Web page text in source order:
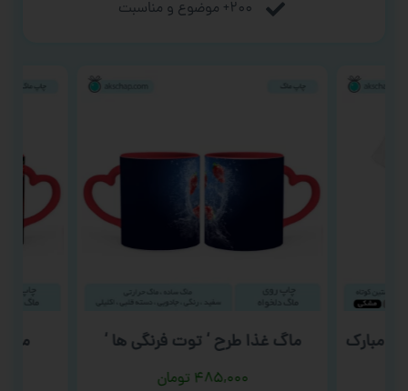
۲۰۰+ موضوع و مناسبت
مبارک
ماگ غذا طرح ‘ توت فرنگی ها ‘
۴۸۵,۰۰۰ تومان
ماگ